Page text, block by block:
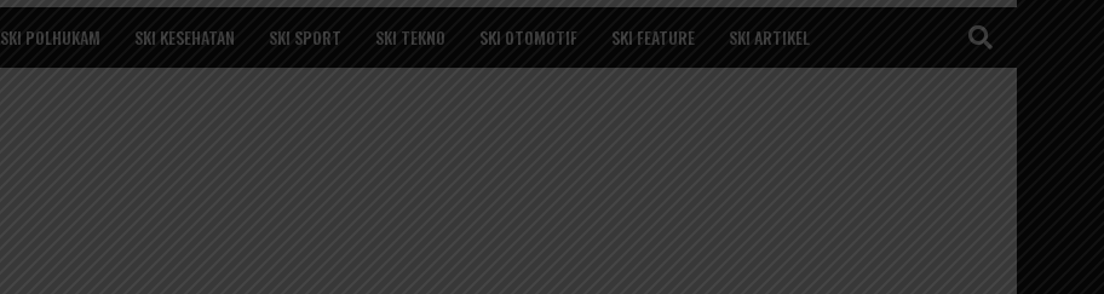
SKI POLHUKAM SKI KESEHATAN SKI SPORT SKI TEKNO SKI OTOMOTIF SKI FEATURE SKI ARTIKEL